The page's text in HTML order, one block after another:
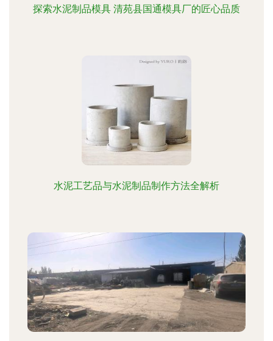
探索水泥制品模具 清苑县国通模具厂的匠心品质
水泥工艺品与水泥制品制作方法全解析